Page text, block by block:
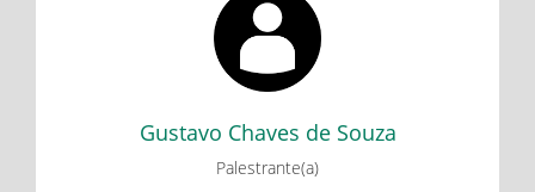
Gustavo Chaves de Souza
Palestrante(a)
Minicurso: Introdução à criação de aplicativos: App
Inventor